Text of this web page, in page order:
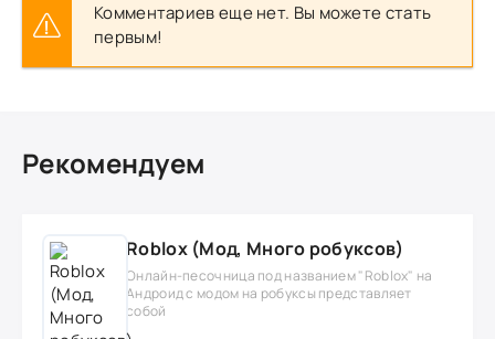
Комментариев еще нет. Вы можете стать
первым!
Рекомендуем
Roblox (Мод, Много робуксов)
Онлайн-песочница под названием "Roblox" на
Андроид с модом на робуксы представляет
собой